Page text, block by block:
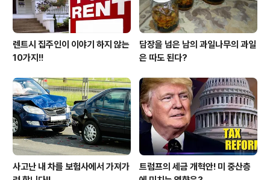
렌트시 집주인이 이야기 하지 않는
10가지!!
담장을 넘은 남의 과일나무의 과일
은 따도 된다?
사고난 내 차를 보험사에서 가져가
트럼프의 세금 개혁안! 미 중산층